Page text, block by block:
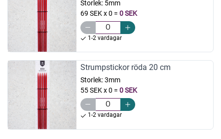
Storlek: 5mm
69 SEK x 0 = 0 SEK
1-2 vardagar
Strumpstickor röda 20 cm
Storlek:3mm
55 SEK x 0 = 0 SEK
1-2 vardagar